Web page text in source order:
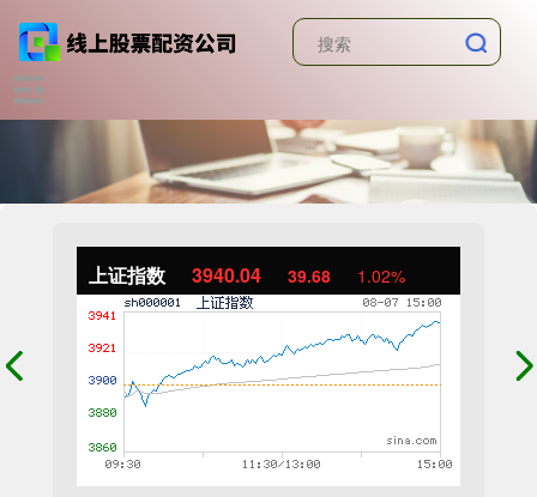
上证指数 3940.04 39.68 1.02%